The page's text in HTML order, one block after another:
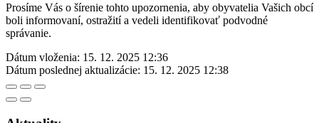
Prosíme Vás o šírenie tohto upozornenia, aby obyvatelia Vašich obcí
boli informovaní, ostražití a vedeli identifikovať podvodné
správanie.
Dátum vloženia: 15. 12. 2025 12:36
Dátum poslednej aktualizácie: 15. 12. 2025 12:38